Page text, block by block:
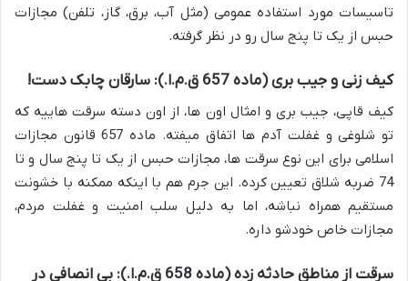
تاسیسات مورد استفاده عمومی (مثل آب، برق، گاز، تلفن) مجازات
حبس از یک تا پنج سال رو در نظر گرفته.
کیف زنی و جیب بری (ماده 657 ق.م.ا.): سارقان چابک دست!
کیف قاپی، جیب بری و امثال اون ها، از اون دسته سرقت هاییه که
تو شلوغی و غفلت آدم ها اتفاق میفته. ماده 657 قانون مجازات
اسلامی برای این نوع سرقت ها، مجازات حبس از یک تا پنج سال و تا
74 ضربه شلاق تعیین کرده. این جرم هم با اینکه ممکنه با خشونت
مستقیم همراه نباشه، اما به دلیل سلب امنیت و غفلت مردم،
مجازات خاص خودشو داره.
سرقت از مناطق حادثه زده (ماده 658 ق.م.ا.): بی انصافی در